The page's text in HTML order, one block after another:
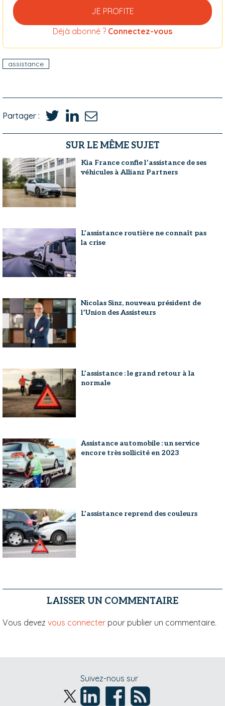
JE PROFITE
Déjà abonné ? Connectez-vous
assistance
Partager :
SUR LE MÊME SUJET
Kia France confie l’assistance de ses
véhicules à Allianz Partners
L’assistance routière ne connaît pas
la crise
Nicolas Sinz, nouveau président de
l’Union des Assisteurs
L’assistance : le grand retour à la
normale
Assistance automobile : un service
encore très sollicité en 2023
L’assistance reprend des couleurs
LAISSER UN COMMENTAIRE
Vous devez vous connecter pour publier un commentaire.
Suivez-nous sur